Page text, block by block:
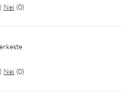
) Nei (0)
) Nei (0)